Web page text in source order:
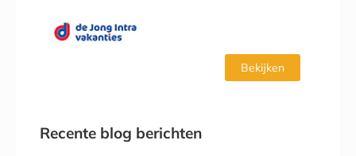
Bekijken
Recente blog berichten